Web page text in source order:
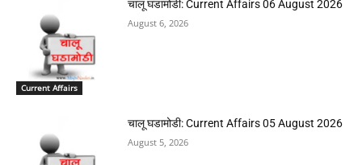
Current Affairs
चालू घडामोडी: Current Affairs 06 August 2026
August 6, 2026
चालू घडामोडी: Current Affairs 05 August 2026
August 5, 2026